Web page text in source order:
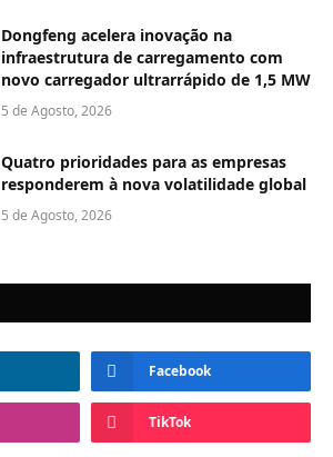
Dongfeng acelera inovação na
infraestrutura de carregamento com
novo carregador ultrarrápido de 1,5 MW
5 de Agosto, 2026
Quatro prioridades para as empresas
responderem à nova volatilidade global
5 de Agosto, 2026
Facebook
TikTok